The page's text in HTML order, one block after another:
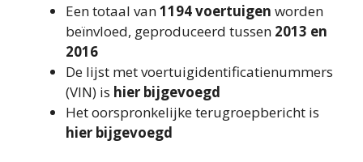
Een totaal van1194 voertuigen worden
beïnvloed, geproduceerd tussen 2013 en
2016
De lijst met voertuigidentificatienummers
(VIN) is hier bijgevoegd
Het oorspronkelijke terugroepbericht is
hier bijgevoegd